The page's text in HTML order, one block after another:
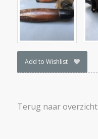
Add to Wishlist
Terug naar overzicht